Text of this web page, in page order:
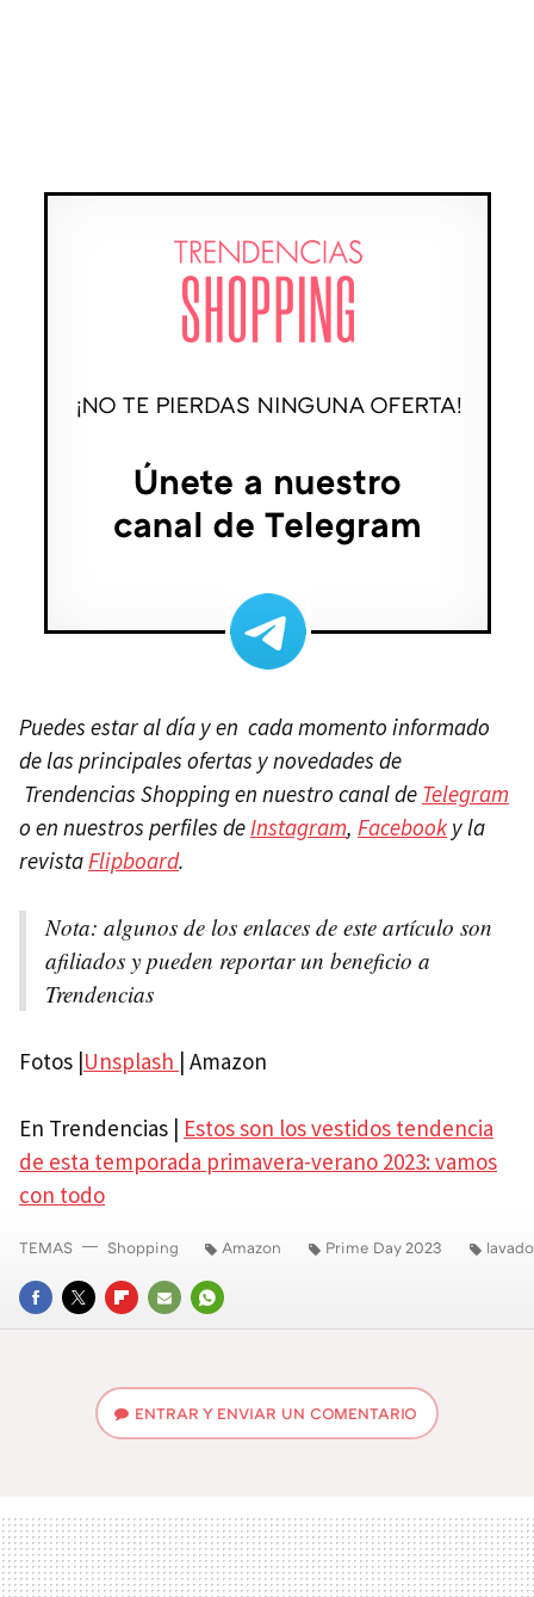
Puedes estar al día y en cada momento informado
de las principales ofertas y novedades de
Trendencias Shopping en nuestro canal de Telegram
o en nuestros perfiles deInstagram, Facebook y la
revistaFlipboard.
Nota: algunos de los enlaces de este artículo son
afiliados y pueden reportar un beneficio a
Trendencias
Fotos |Unsplash | Amazon
En Trendencias | Estos son los vestidos tendencia
de esta temporada primavera-verano 2023: vamos
con todo
FACEBOOK
TWITTERFLIPBOARD
E-
WHATSAPP
TEMAS Shopping Amazon Prime Day 2023
ENTRAR Y ENVIAR UN COMENTARIO